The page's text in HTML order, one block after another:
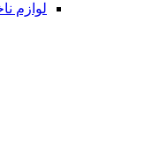
لوازم